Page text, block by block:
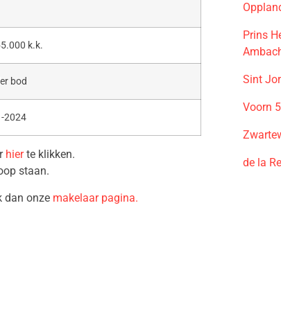
k.k.
bod
2024
hierte klikken.
staan.
dan onze makelaar pagina.
Prins
Sint
Voorn
de la